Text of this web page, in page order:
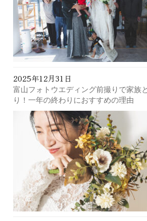
2025年12月31日
富山フォトウエディング前撮りで家族
り！一年の終わりにおすすめの理由